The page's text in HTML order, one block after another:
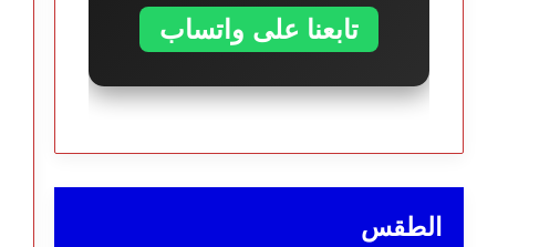
تابعنا على واتساب
الطقس